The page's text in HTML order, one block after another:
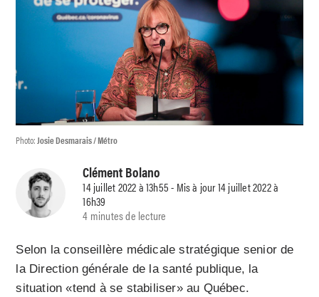
Photo:Josie Desmarais / Métro
Clément Bolano
14 juillet 2022 à 13h55 - Mis à jour 14 juillet 2022 à
16h39
4 minutes de lecture
Selon la conseillère médicale stratégique senior de
la Direction générale de la santé publique, la
situation «tend à se stabiliser» au Québec.